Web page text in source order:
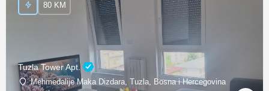
Tuzla Tower Apt.
Mehmedalije Maka Dizdara, Tuzla, Bosna i Hercegovina
80 KM